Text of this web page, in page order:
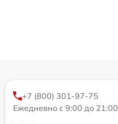
+7 (800) 301-97-75
Ежедневно с 9:00 до 21:00